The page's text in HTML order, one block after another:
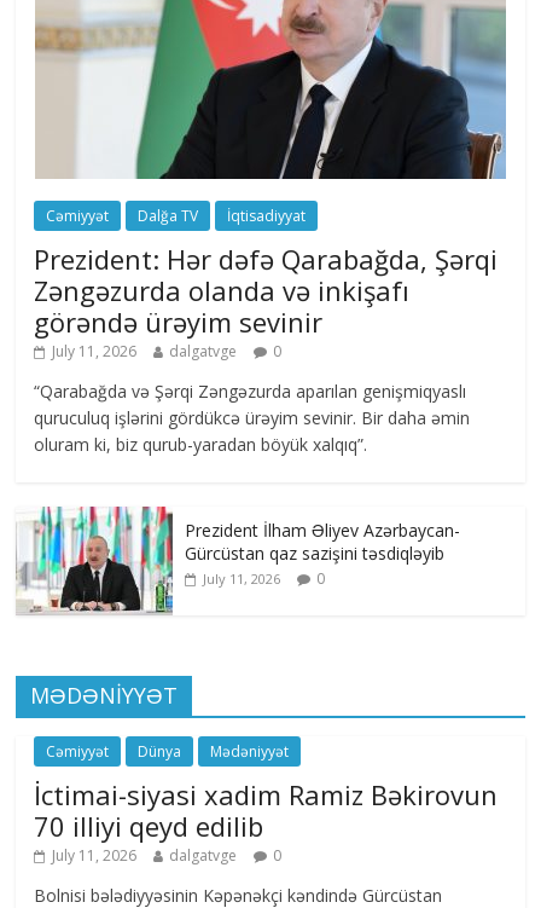
Cəmiyyət Dalğa TV İqtisadiyyat
Prezident: Hər dəfə Qarabağda, Şərqi
Zəngəzurda olanda və inkişafı
görəndə ürəyim sevinir
July 11, 2026 dalgatvge 0
“Qarabağda və Şərqi Zəngəzurda aparılan genişmiqyaslı
quruculuq işlərini gördükcə ürəyim sevinir. Bir daha əmin
oluram ki, biz qurub-yaradan böyük xalqıq”.
Prezident İlham Əliyev Azərbaycan-
Gürcüstan qaz sazişini təsdiqləyib
July 11, 2026 0
MƏDƏNİYYƏT
Cəmiyyət Dünya Mədəniyyət
İctimai-siyasi xadim Ramiz Bəkirovun
70 illiyi qeyd edilib
July 11, 2026 dalgatvge 0
Bolnisi bələdiyyəsinin Kəpənəkçi kəndində Gürcüstan